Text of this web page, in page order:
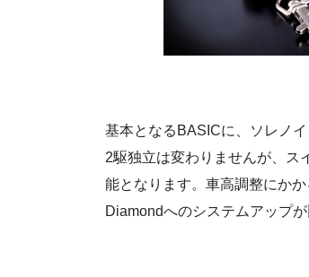
基本となるBASICに、ソレノ
2駆独立は変わりませんが、ス
能となります。車高調整にか
Diamondへのシステムアップ